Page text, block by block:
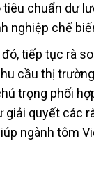
chuẩn dư
nghiệp chế
đó, tiếp tục rà
cầu thị
trọng phối
giải quyết các
ngành tôm